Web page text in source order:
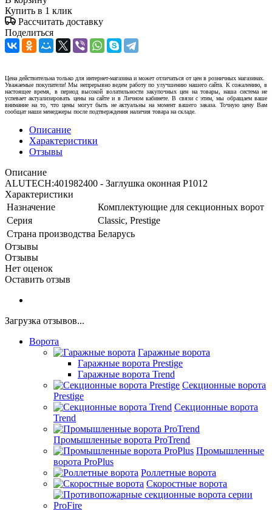
Купить в 1 клик
Рассчитать доставку
Поделиться
Цена действительна только для интернет-магазина и может отличаться от цен в розничных магазинах.
Уважаемые покупатели! Мы непрерывно ведем работу по улучшению нашего сайта. К сожалению, в
настоящее время, в период высокой волатильности закупочных цен на товары, наша система не
успевает актуализировать цены на сайте и в Личном кабинете. В связи с этим, мы обращаем ваше
внимание на то, что цены могут быть не актуальны на момент вашего заказа. Точную цену Вам
сообщат наши менеджеры после подтверждения наличия товара на складе.
Описание
Характеристики
Отзывы
Описание
ALUTECH:401982400 - Заглушка оконная P1012
Характеристики
Назначение
Комплектующие для секционных ворот
Серия
Classic, Prestige
Страна производства Беларусь
Отзывы
Отзывы
Нет оценок
Оставить отзыв
Загрузка отзывов...
Ворота
Гаражные ворота
Гаражные ворота Prestige
Гаражные ворота Trend
Секционные ворота
Prestige
Секционные ворота
Trend
Промышленные ворота ProTrend
Промышленные
ворота ProPlus
Роллетные ворота
Скоростные ворота